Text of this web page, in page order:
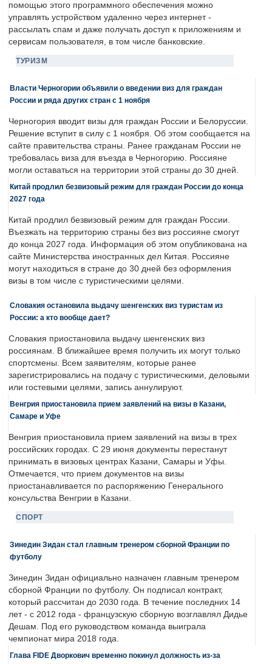
помощью этого программного обеспечения можно
управлять устройством удаленно через интернет -
рассылать спам и даже получать доступ к приложениям и
сервисам пользователя, в том числе банковские.
ТУРИЗМ
Власти Черногории объявили о введении виз для граждан
России и ряда других стран с 1 ноября
Черногория вводит визы для граждан России и Белоруссии.
Решение вступит в силу с 1 ноября. Об этом сообщается на
сайте правительства страны. Ранее гражданам России не
требовалась виза для въезда в Черногорию. Россияне
могли оставаться на территории этой страны до 30 дней.
Китай продлил безвизовый режим для граждан России до конца
2027 года
Китай продлил безвизовый режим для граждан России.
Въезжать на территорию страны без виз россияне смогут
до конца 2027 года. Информация об этом опубликована на
сайте Министерства иностранных дел Китая. Россияне
могут находиться в стране до 30 дней без оформления
визы в том числе с туристическими целями.
Словакия остановила выдачу шенгенских виз туристам из
России: а кто вообще дает?
Словакия приостановила выдачу шенгенских виз
россиянам. В ближайшее время получить их могут только
спортсмены. Всем заявителям, которые ранее
зарегистрировались на подачу с туристическими, деловыми
или гостевыми целями, запись аннулируют.
Венгрия приостановила прием заявлений на визы в Казани,
Самаре и Уфе
Венгрия приостановила прием заявлений на визы в трех
российских городах. С 29 июня документы перестанут
принимать в визовых центрах Казани, Самары и Уфы.
Отмечается, что прием документов на визы
приостанавливается по распоряжению Генерального
консульства Венгрии в Казани.
СПОРТ
Зинедин Зидан стал главным тренером сборной Франции по
футболу
Зинедин Зидан официально назначен главным тренером
сборной Франции по футболу. Он подписал контракт,
который рассчитан до 2030 года. В течение последних 14
лет - с 2012 года - французскую сборную возглавлял Дидье
Дешам. Под его руководством команда выиграла
чемпионат мира 2018 года.
Глава FIDE Дворкович временно покинул должность из-за